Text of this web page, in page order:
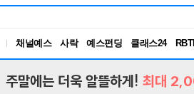
채널예스 사락 예스펀딩 클래스24
독
주말에는 더욱 알뜰하게! 최대